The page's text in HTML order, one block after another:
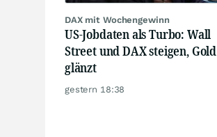
DAX mit Wochengewinn
US-Jobdaten als Turbo: Wall
Street und DAX steigen, Gold
glänzt
gestern 18:38